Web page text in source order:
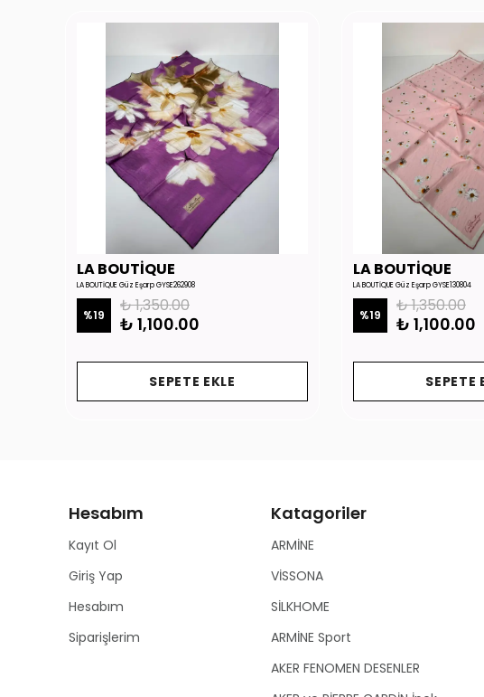
LA BOUTİQUE
LA BOUTİQUE Güz Eşarp GYSE262908
%19 ₺ 1,350.00
₺ 1,100.00
SEPETE EKLE
LA BOUTİQUE
LA BOUTİQUE Güz Eşarp GYSE130804
%19 ₺ 1,350.00
₺ 1,100.00
SEPETE
Hesabım
Kayıt Ol
Giriş Yap
Hesabım
Siparişlerim
Katagoriler
ARMİNE
VİSSONA
SİLKHOME
ARMİNE Sport
AKER FENOMEN DESENLER